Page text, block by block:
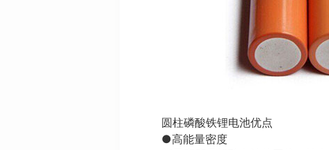
圆柱磷酸铁锂电池优点
●高能量密度